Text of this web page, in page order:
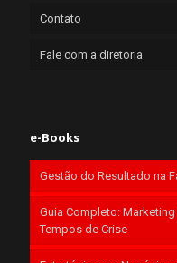
Contato
Fale com a diretoria
e-Books
Gestão do Resultado na
Guia Completo:
Tempos de Crise